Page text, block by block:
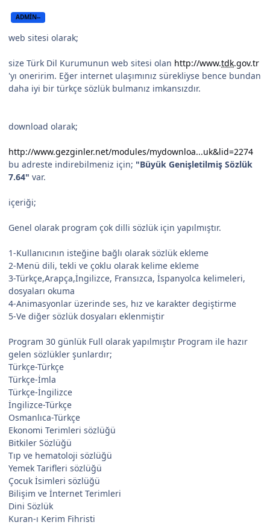
ADMIN--
web sitesi olarak;
size Türk Dil Kurumunun web sitesi olan http://www.tdk.gov.tr
'yı oneririm. Eğer internet ulaşımınız sürekliyse bence bundan
daha iyi bir türkçe sözlük bulmanız imkansızdır.
download olarak;
http://www.gezginler.net/modules/mydownloa...uk&lid=2274
bu adreste indirebilmeniz için; "Büyük Genişletilmiş Sözlük
7.64" var.
içeriği;
Genel olarak program çok dilli sözlük için yapılmıştır.
1-Kullanıcının isteğine bağlı olarak sözlük ekleme
2-Menü dili, tekli ve çoklu olarak kelime ekleme
3-Türkçe,Arapça,İngilizce, Fransızca, İspanyolca kelimeleri,
dosyaları okuma
4-Animasyonlar üzerinde ses, hız ve karakter degiştirme
5-Ve diğer sözlük dosyaları eklenmiştir
Program 30 günlük Full olarak yapılmıştır Program ile hazır
gelen sözlükler şunlardır;
Türkçe-Türkçe
Türkçe-İmla
Türkçe-İngilizce
İngilizce-Türkçe
Osmanlıca-Türkçe
Ekonomi Terimleri sözlüğü
Bitkiler Sözlüğü
Tıp ve hematoloji sözlüğü
Yemek Tarifleri sözlüğü
Çocuk İsimleri sözlüğü
Bilişim ve İnternet Terimleri
Dini Sözlük
Kuran-ı Kerim Fihristi